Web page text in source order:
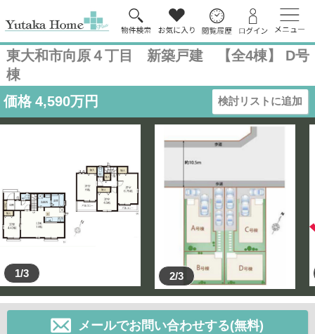
東大和市向原４丁目 新築戸建 【全4棟】 D号
棟
価格 4,590万円 検討リストに追加
1/3 2/3
メールでお問い合わせする(無料)